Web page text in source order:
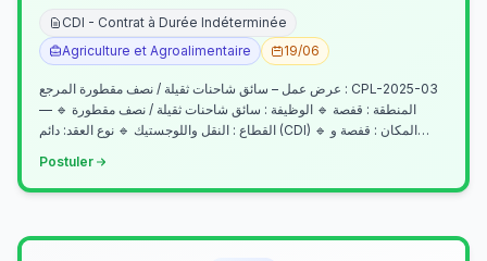
CDI - Contrat à Durée Indéterminée
Agriculture et Agroalimentaire
19/06
عرض عمل – سائق شاحنات ثقيلة / نصف مقطورة المرجع : CPL-2025-03
— المنطقة : قفصة 🔹 الوظيفة : سائق شاحنات ثقيلة / نصف مقطورة 🔹
القطاع : النقل واللوجستيك 🔹 نوع العقد: دائم (CDI) 🔹 المكان : قفصة و…
Postuler